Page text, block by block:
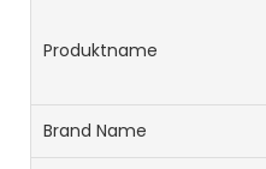
Produktname
Brand Name